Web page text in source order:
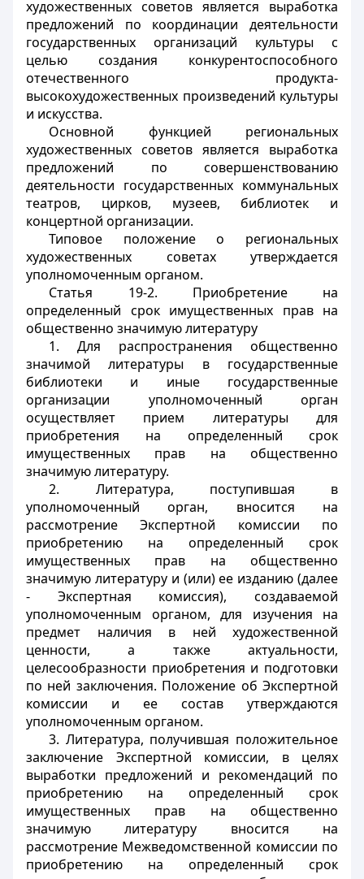
художественных советов является выработка
предложений по координации деятельности
государственных организаций культуры с
целью создания конкурентоспособного
отечественного продукта-
высокохудожественных произведений культуры
и искусства.
Основной функцией региональных
художественных советов является выработка
предложений по совершенствованию
деятельности государственных коммунальных
театров, цирков, музеев, библиотек и
концертной организации.
Типовое положение о региональных
художественных советах утверждается
уполномоченным органом.
Статья 19-2. Приобретение на
определенный срок имущественных прав на
общественно значимую литературу
1. Для распространения общественно
значимой литературы в государственные
библиотеки и иные государственные
организации уполномоченный орган
осуществляет прием литературы для
приобретения на определенный срок
имущественных прав на общественно
значимую литературу.
2. Литература, поступившая в
уполномоченный орган, вносится на
рассмотрение Экспертной комиссии по
приобретению на определенный срок
имущественных прав на общественно
значимую литературу и (или) ее изданию (далее
- Экспертная комиссия), создаваемой
уполномоченным органом, для изучения на
предмет наличия в ней художественной
ценности, а также актуальности,
целесообразности приобретения и подготовки
по ней заключения. Положение об Экспертной
комиссии и ее состав утверждаются
уполномоченным органом.
3. Литература, получившая положительное
заключение Экспертной комиссии, в целях
выработки предложений и рекомендаций по
приобретению на определенный срок
имущественных прав на общественно
значимую литературу вносится на
рассмотрение Межведомственной комиссии по
приобретению на определенный срок